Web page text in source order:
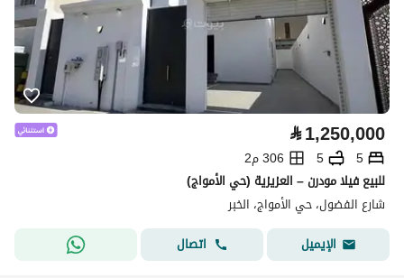
⃁1,250,000
5
5
306 م2
للبيع فيلا مودرن – العزيزية (حي الأمواج)
شارع الفضول، حي الأمواج، الخبر
الإيميل
اتصال